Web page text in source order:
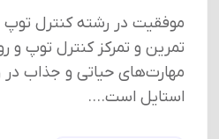
موفقیت در رشته کنترل توپ
تمرین و تمرکز کنترل توپ و
مهارت‌های حیاتی و جذاب
استایل است....